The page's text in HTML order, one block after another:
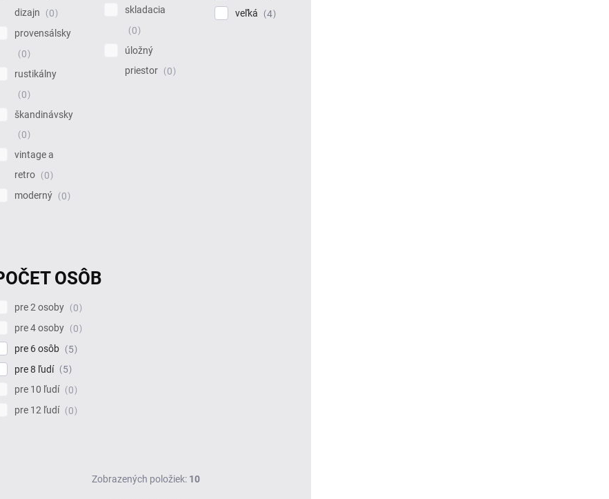
dizajn
0
provensálsky
0
rustikálny
0
škandinávsky
0
vintage a
retro
0
moderný
0
skladacia
0
úložný
priestor
0
veľká
4
OSÔB
pre 2 osoby
0
pre 4 osoby
0
pre 6 osôb
5
pre 8 ľudí
5
pre 10 ľudí
0
pre 12 ľudí
0
Zobrazených položiek: 10